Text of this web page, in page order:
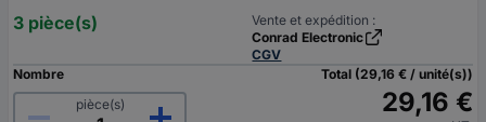
3 pièce(s)
Vente et expédition :
Conrad Electronic
CGV
Nombre
pièce(s)
Total (29,16 € / unité(s))
29,16 €